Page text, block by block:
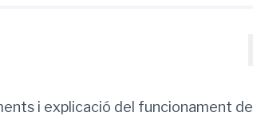
i explicació del funcionament del